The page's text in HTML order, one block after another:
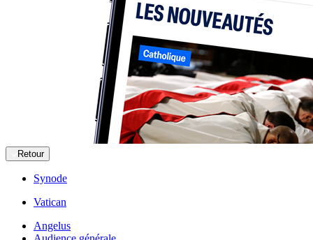
Retour
Synode
Vatican
Angelus